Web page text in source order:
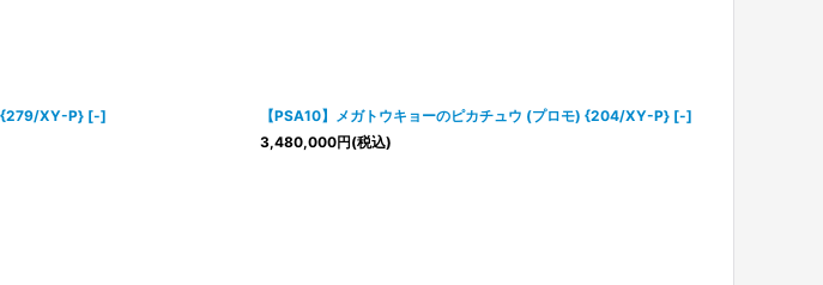
{279/XY-P} [-]
【PSA10】メガトウキョーのピカチュウ (プロモ) {204/XY-P} [-]
3,480,000円(税込)